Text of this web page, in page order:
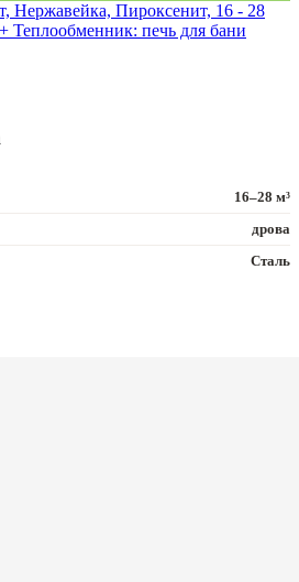
Нержавейка, Пироксенит, 16 - 28
Теплообменник: печь для бани
16–28 м³
дрова
Сталь